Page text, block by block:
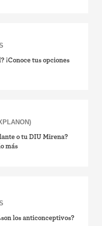
¡Conoce tus opciones
o tu DIU Mirena?
más
los anticonceptivos?